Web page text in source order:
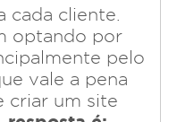
cliente.
optando por
pelo
vale a pena
criar um site